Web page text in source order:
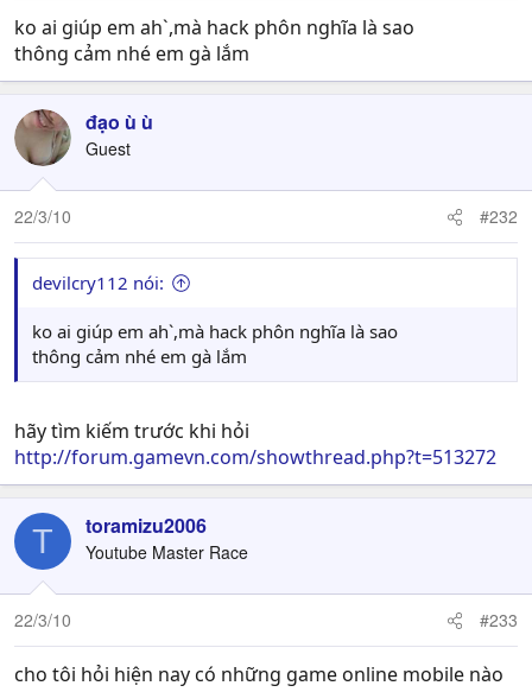
ko ai giúp em ah`,mà hack phôn nghĩa là sao
thông cảm nhé em gà lắm
đạo ù ù
Guest
22/3/10 #232
devilcry112 nói:
ko ai giúp em ah`,mà hack phôn nghĩa là sao
thông cảm nhé em gà lắm
hãy tìm kiếm trước khi hỏi
http://forum.gamevn.com/showthread.php?t=513272
T toramizu2006
Youtube Master Race
22/3/10 #233
cho tôi hỏi hiện nay có những game online mobile nào